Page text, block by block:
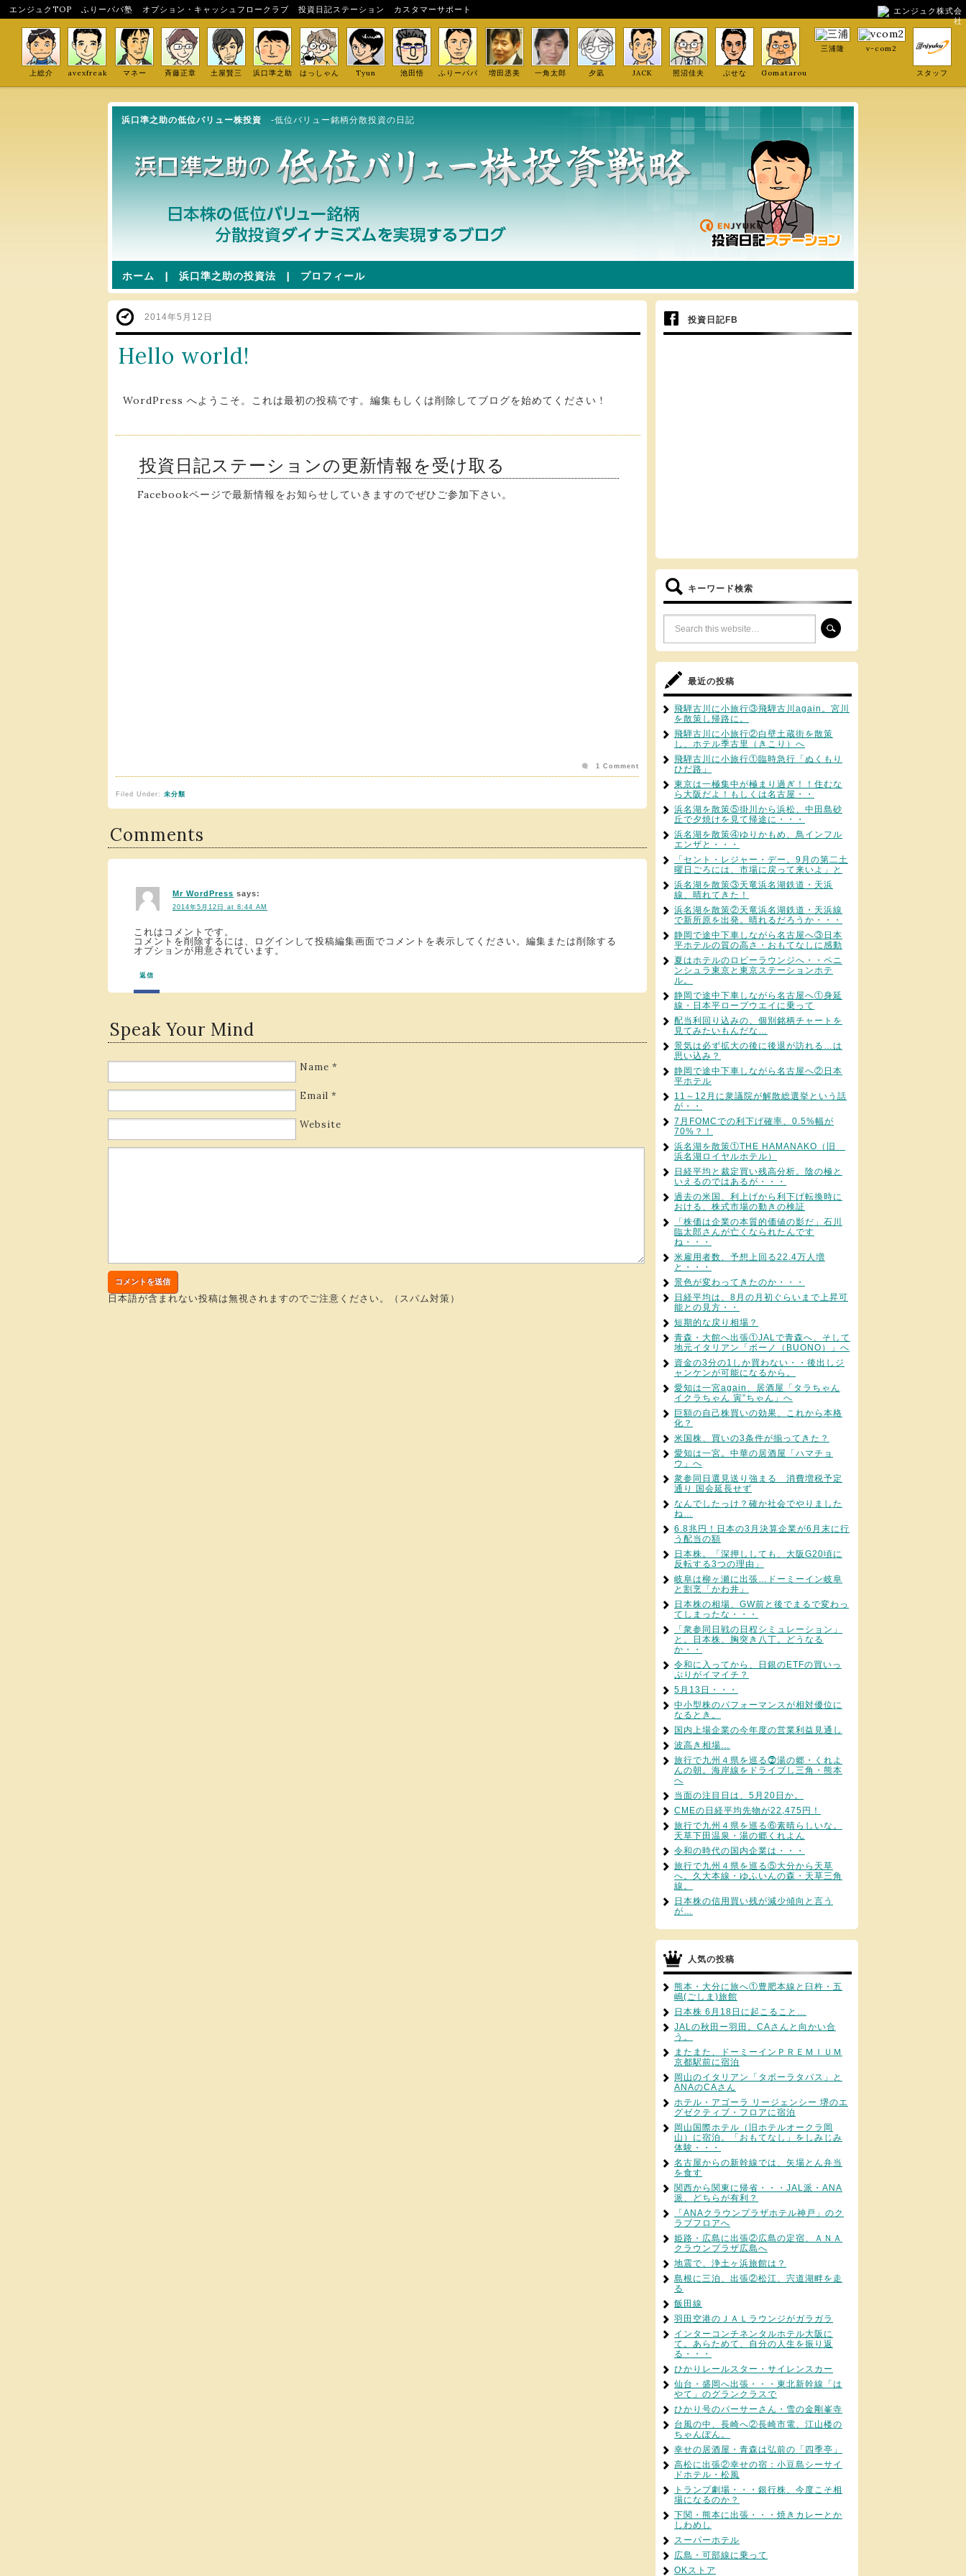
エンジュクTOP ふりーパパ塾 オプション・キャッシュフロークラブ 投資日記ステーション カスタマーサポート
エンジュク株式会
社
上総介 avexfreak マネー 斉藤正章 土屋賢三 浜口準之助 はっしゃん Tyun 池田悟 ふりーパパ 増田丞美 一角太郎 夕凪 JACK 照沼佳夫 ぶせな Gomatarou
三浦隆 v-com2
スタッフ
浜口準之助の低位バリュー株投資 -低位バリュー銘柄分散投資の日記
ホーム | 浜口準之助の投資法 | プロフィール
2014年5月12日
Hello world!
WordPress へようこそ。これは最初の投稿です。編集もしくは削除してブログを始めてください !
投資日記ステーションの更新情報を受け取る
Facebookページで最新情報をお知らせしていきますのでぜひご参加下さい。
Filed Under: 未分類
1 Comment
Comments
Mr WordPress says:
2014年5月12日 at 8:44 AM
これはコメントです。
コメントを削除するには、ログインして投稿編集画面でコメントを表示してください。編集または削除する
オプションが用意されています。
返信
Speak Your Mind
Name *
Email *
Website
日本語が含まれない投稿は無視されますのでご注意ください。（スパム対策）
投資日記FB
キーワード検索
最近の投稿
飛騨古川に小旅行③飛騨古川again。宮川
を散策し帰路に。
飛騨古川に小旅行②白壁土蔵街を散策
し、ホテル季古里（きこり）へ
飛騨古川に小旅行①臨時急行「ぬくもり
ひだ路」
東京は一極集中が極まり過ぎ！！住むな
ら大阪だよ！もしくは名古屋・・
浜名湖を散策⑤掛川から浜松、中田島砂
丘で夕焼けを見て帰途に・・・
浜名湖を散策④ゆりかもめ、鳥インフル
エンザと・・・
「セント・レジャー・デー。9月の第二土
曜日ごろには、市場に戻って来いよ」と
浜名湖を散策③天竜浜名湖鉄道・天浜
線、晴れてきた！
浜名湖を散策②天竜浜名湖鉄道・天浜線
で新所原を出発。晴れるだろうか・・・
静岡で途中下車しながら名古屋へ③日本
平ホテルの質の高さ・おもてなしに感動
夏はホテルのロビーラウンジへ・・ペニ
ンシュラ東京と東京ステーションホテ
ル。
静岡で途中下車しながら名古屋へ①身延
線・日本平ロープウエイに乗って
配当利回り込みの、個別銘柄チャートを
見てみたいもんだな…
景気は必ず拡大の後に後退が訪れる…は
思い込み？
静岡で途中下車しながら名古屋へ②日本
平ホテル
11～12月に衆議院が解散総選挙という話
が・・
7月FOMCでの利下げ確率、0.5%幅が
70%？！
浜名湖を散策①THE HAMANAKO（旧
浜名湖ロイヤルホテル）
日経平均と裁定買い残高分析。陰の極と
いえるのではあるが・・・
過去の米国、利上げから利下げ転換時に
おける、株式市場の動きの検証
「株価は企業の本質的価値の影だ」石川
臨太郎さんが亡くなられたんです
ね・・・
米雇用者数、予想上回る22.4万人増
と・・・
景色が変わってきたのか・・・
日経平均は、8月の月初ぐらいまで上昇可
能との見方・・
短期的な戻り相場？
青森・大館へ出張①JALで青森へ、そして
地元イタリアン「ボーノ（BUONO）」へ
資金の3分の1しか買わない・・後出しジ
ャンケンが可能になるから。
愛知は一宮again、居酒屋「タラちゃん
イクラちゃん 寅”ちゃん」へ
巨額の自己株買いの効果、これから本格
化？
米国株、買いの3条件が揃ってきた？
愛知は一宮。中華の居酒屋「ハマチョ
ウ」へ
衆参同日選見送り強まる 消費増税予定
通り 国会延長せず
なんでしたっけ？確か社会でやりました
ね…
6.8兆円！日本の3月決算企業が6月末に行
う配当の額
日本株。「深押ししても、大阪G20頃に
反転する3つの理由」
岐阜は柳ヶ瀬に出張…ドーミーイン岐阜
と割烹「かわ井」
日本株の相場、GW前と後でまるで変わっ
てしまったな・・・
「衆参同日戦の日程シミュレーション」
と。日本株、胸突き八丁。どうなる
か・・
令和に入ってから、日銀のETFの買いっ
ぷりがイマイチ？
5月13日・・・
中小型株のパフォーマンスが相対優位に
なるとき。
国内上場企業の今年度の営業利益見通し
波高き相場…
旅行で九州４県を巡る⓻湯の郷・くれよ
んの朝。海岸線をドライブし三角・熊本
へ
当面の注目日は、5月20日か。
CMEの日経平均先物が22,475円！
旅行で九州４県を巡る⑥素晴らしいな。
天草下田温泉・湯の郷くれよん
令和の時代の国内企業は・・・
旅行で九州４県を巡る⑤大分から天草
へ。久大本線・ゆふいんの森・天草三角
線。
日本株の信用買い残が減少傾向と言う
が…
人気の投稿
熊本・大分に旅へ①豊肥本線と臼杵・五
嶋(ごしま)旅館
日本株 6月18日に起こること…
JALの秋田ー羽田。CAさんと向かい合
う。
またまた、ドーミーインＰＲＥＭＩＵＭ
京都駅前に宿泊
岡山のイタリアン「タボーラタパス」と
ANAのCAさん
ホテル・アゴーラ リージェンシー 堺のエ
グゼクティブ・フロアに宿泊
岡山国際ホテル（旧ホテルオークラ岡
山）に宿泊。「おもてなし」をしみじみ
体験・・・
名古屋からの新幹線では、矢場とん弁当
を食す
関西から関東に帰省・・・JAL派・ANA
派、どちらが有利？
「ANAクラウンプラザホテル神戸」のク
ラブフロアへ
姫路・広島に出張②広島の定宿、ＡＮＡ
クラウンプラザ広島へ
地震で、浄土ヶ浜旅館は？
島根に三泊、出張②松江、宍道湖畔を走
る
飯田線
羽田空港のＪＡＬラウンジがガラガラ
インターコンチネンタルホテル大阪に
て。あらためて、自分の人生を振り返
る・・・
ひかりレールスター・サイレンスカー
仙台・盛岡へ出張・・・東北新幹線「は
やて」のグランクラスで
ひかり号のパーサーさん・雪の金剛峯寺
台風の中、長崎へ②長崎市電、江山楼の
ちゃんぽん。
幸せの居酒屋・青森は弘前の「四季亭」
高松に出張②幸せの宿：小豆島シーサイ
ドホテル・松風
トランプ劇場・・・銀行株、今度こそ相
場になるのか？
下関・熊本に出張・・・焼きカレーとか
しわめし
スーパーホテル
広島・可部線に乗って
OKストア